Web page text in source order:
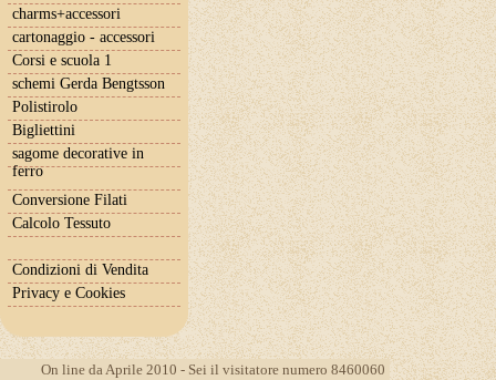
charms+accessori
cartonaggio - accessori
Corsi e scuola 1
schemi Gerda Bengtsson
Polistirolo
Bigliettini
sagome decorative in
ferro
Conversione Filati
Calcolo Tessuto
Condizioni di Vendita
Privacy e Cookies
On line da Aprile 2010 - Sei il visitatore numero 8460060